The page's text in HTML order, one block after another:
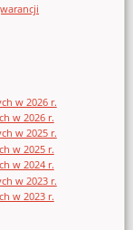
w 2026 r.
w 2026 r.
w 2025 r.
w 2025 r.
w 2024 r.
w 2023 r.
w 2023 r.